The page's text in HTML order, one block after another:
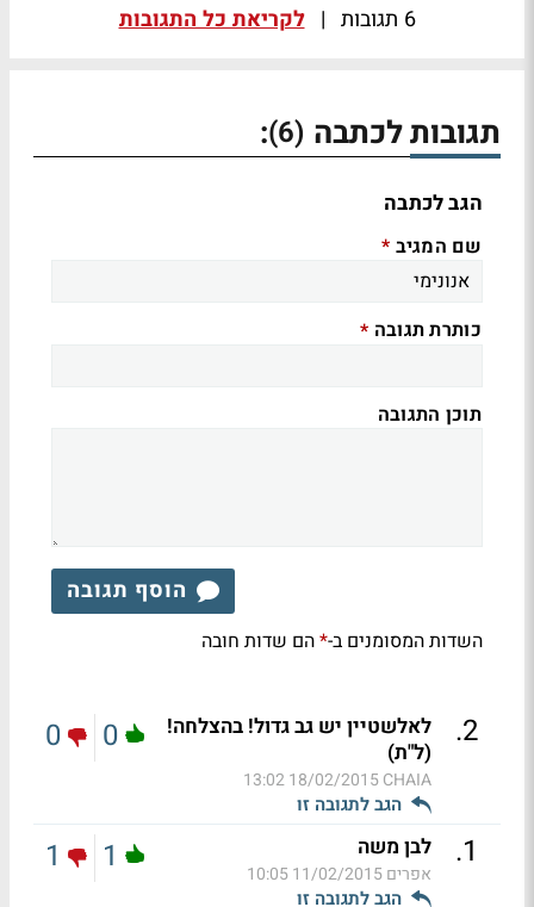
6 תגובות | לקריאת כל התגובות
תגובות לכתבה (6)
:
הגב לכתבה
שם המגיב *
כותרת תגובה *
תוכן התגובה
הוסף תגובה
השדות המסומנים ב-*הם שדות חובה
2
.
לאלשטיין יש גב גדול! בהצלחה!
(ל"ת)
CHAIA
18/02/2015 13:02
הגב לתגובה זו
0
0
1
. לבן משה
אפרים11/02/2015 10:05
הגב לתגובה זו
1
1